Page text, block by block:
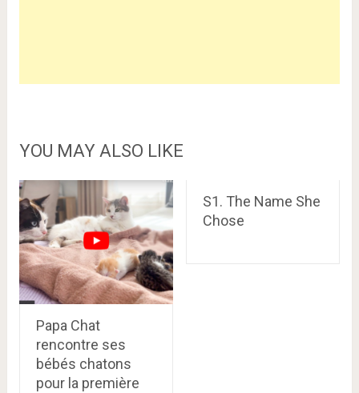
YOU MAY ALSO LIKE
Papa Chat
rencontre ses
bébés chatons
pour la première
S1. The Name She
Chose